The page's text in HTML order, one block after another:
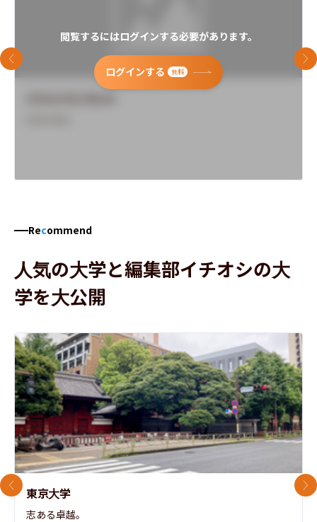
閲覧するにはログインする必要があります。
ログインする 無料
前のスライド 次
Recommend
人気の大学と編集部イチオシの大
学を大公開
東京大学
志ある卓越。
前のスライド 次